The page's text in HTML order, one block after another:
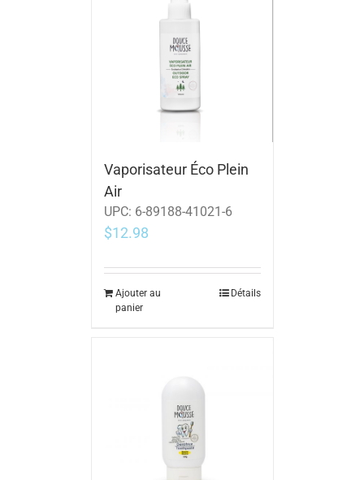
Vaporisateur Éco Plein
Air
UPC: 6-89188-41021-6
$12.98
Ajouter au
panier
Détails